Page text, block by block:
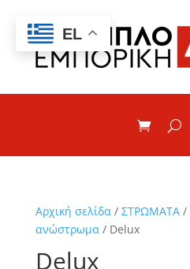
Αρχική σελίδα/ ΣΤΡΩΜΑΤΑ/
ανώστρωμα/ Delux
Delux
EL